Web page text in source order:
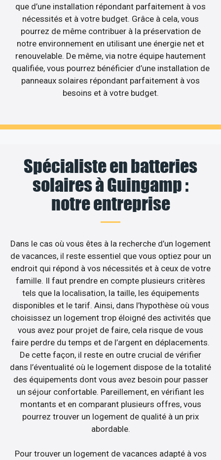
que d’une installation répondant parfaitement à vos
nécessités et à votre budget. Grâce à cela, vous
pourrez de même contribuer à la préservation de
notre environnement en utilisant une énergie net et
renouvelable. De même, via notre équipe hautement
qualifiée, vous pourrez bénéficier d’une installation de
panneaux solaires répondant parfaitement à vos
besoins et à votre budget.
Spécialiste en batteries
solaires à Guingamp :
notre entreprise
Dans le cas où vous êtes à la recherche d’un logement
de vacances, il reste essentiel que vous optiez pour un
endroit qui répond à vos nécessités et à ceux de votre
famille. Il faut prendre en compte plusieurs critères
tels que la localisation, la taille, les équipements
disponibles et le tarif. Ainsi, dans l’hypothèse où vous
choisissez un logement trop éloigné des activités que
vous avez pour projet de faire, cela risque de vous
faire perdre du temps et de l’argent en déplacements.
De cette façon, il reste en outre crucial de vérifier
dans l’éventualité où le logement dispose de la totalité
des équipements dont vous avez besoin pour passer
un séjour confortable. Pareillement, en vérifiant les
montants et en comparant plusieurs offres, vous
pourrez trouver un logement de qualité à un prix
abordable.
Pour trouver un logement de vacances adapté à vos